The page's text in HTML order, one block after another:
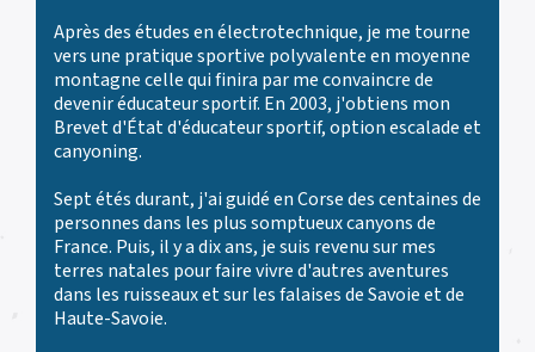
Après des études en électrotechnique, je me tourne
vers une pratique sportive polyvalente en moyenne
montagne celle qui finira par me convaincre de
devenir éducateur sportif. En 2003, j'obtiens mon
Brevet d'État d'éducateur sportif, option escalade et
canyoning.
Sept étés durant, j'ai guidé en Corse des centaines de
personnes dans les plus somptueux canyons de
France. Puis, il y a dix ans, je suis revenu sur mes
terres natales pour faire vivre d'autres aventures
dans les ruisseaux et sur les falaises de Savoie et de
Haute-Savoie.